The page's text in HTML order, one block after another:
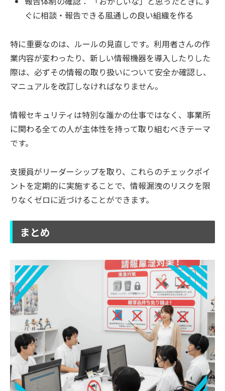
ぐに相談・報告できる風通しの良い組織を作る
特に重要なのは、ルールの見直しです。利用者さんの作
業内容が変わったり、新しい情報機器を導入したりした
際は、必ずその情報の取り扱いについて安全か確認し、
マニュアルを改訂しなければなりません。
情報セキュリティは特別な誰かの仕事ではなく、事業所
に関わる全ての人が主体性を持って取り組むべきテーマ
です。
支援員がリーダーシップを取り、これらのチェックポイ
ントを定期的に実施することで、情報漏洩のリスクを限
りなくゼロに近づけることができます。
まとめ